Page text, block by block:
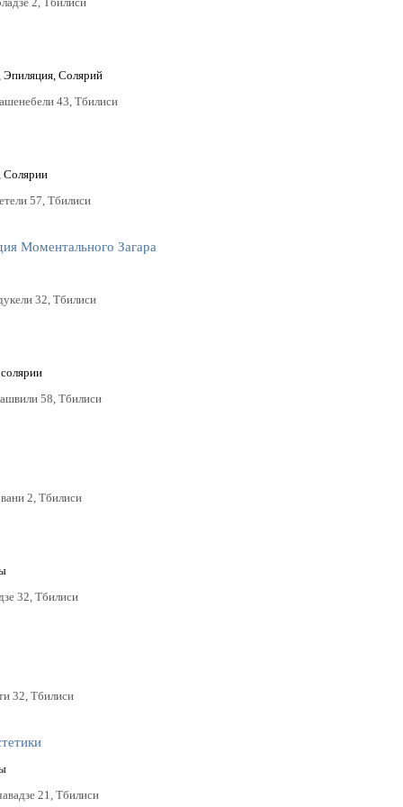
Солярий
43, Тбилиси
Солярии
57, Тбилиси
Моментального Загара
32, Тбилиси
58, Тбилиси
2, Тбилиси
32, Тбилиси
32, Тбилиси
21, Тбилиси